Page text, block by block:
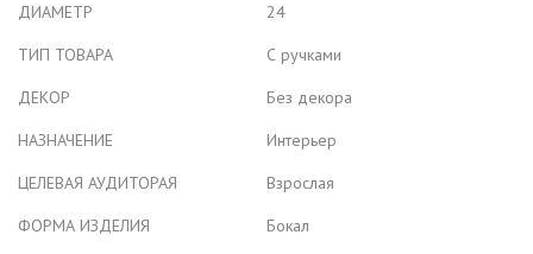
ДИАМЕТР
24
ТИП ТОВАРА
С ручками
ДЕКОР
Без декора
НАЗНАЧЕНИЕ
Интерьер
ЦЕЛЕВАЯ АУДИТОРАЯ
Взрослая
ФОРМА ИЗДЕЛИЯ
Бокал